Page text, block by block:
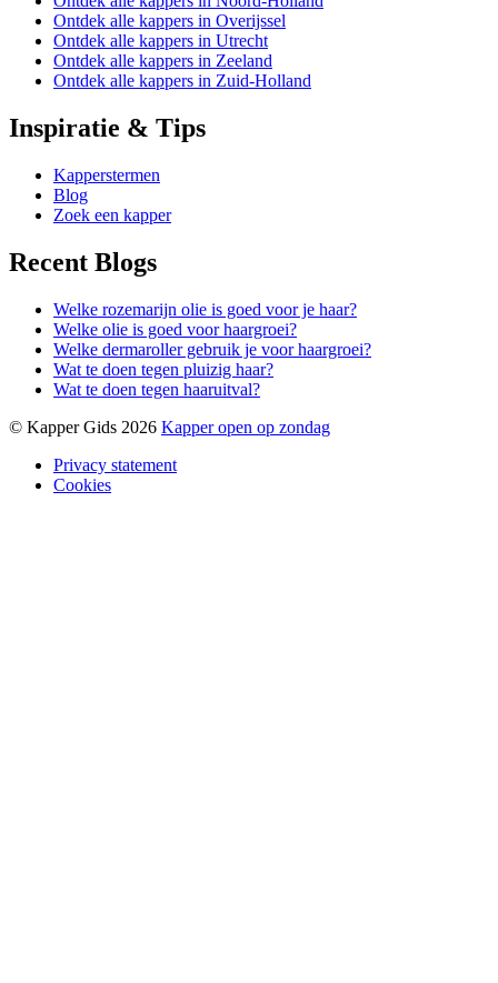
Ontdek alle kappers in Overijssel
Ontdek alle kappers in Utrecht
Ontdek alle kappers in Zeeland
Ontdek alle kappers in Zuid-Holland
Inspiratie & Tips
Kapperstermen
Blog
Zoek een kapper
Recent Blogs
Welke rozemarijn olie is goed voor je haar?
Welke olie is goed voor haargroei?
Welke dermaroller gebruik je voor haargroei?
Wat te doen tegen pluizig haar?
Wat te doen tegen haaruitval?
© Kapper Gids 2026 Kapper open op zondag
Privacy statement
Cookies